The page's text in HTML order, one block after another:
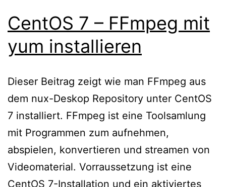
CentOS 7 – FFmpeg mit
yum installieren
Dieser Beitrag zeigt wie man FFmpeg aus
dem nux-Deskop Repository unter CentOS
7 installiert. FFmpeg ist eine Toolsamlung
mit Programmen zum aufnehmen,
abspielen, konvertieren und streamen von
Videomaterial. Vorraussetzung ist eine
CentOS 7-Installation und ein aktiviertes